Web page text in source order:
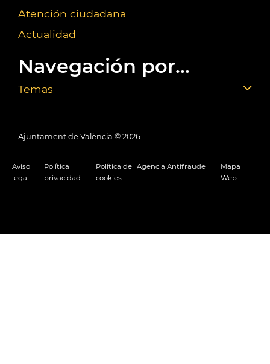
Atención ciudadana
Actualidad
Navegación por...
Temas
Ajuntament de València © 2026
Aviso
legal
Política
privacidad
Política de
cookies
Agencia Antifraude
Mapa
Web